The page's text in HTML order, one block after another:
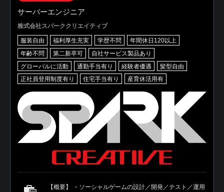
サーバーエンジニア
株式会社スパーククリエイティブ
服装自由 福利厚生充実 学歴不問
年間休日120以上
年齢不問
第二新卒可
自社サービス製品あり
グローバルに活動
通勤手当有り 経験者優遇
髪型自由
正社員登用制度有り
住宅手当有り 産育休活用有
【概要】 ・ソーシャルゲームの設計／開発／テスト／運用